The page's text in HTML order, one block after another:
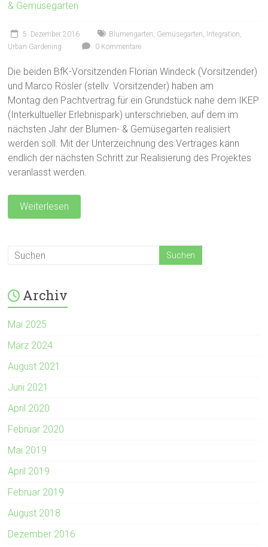
& Gemüsegarten
5. Dezember 2016 Blumengarten, Gemüsegarten, Integration,
Urban Gardening
0 Kommentare
Die beiden BfK-Vorsitzenden Florian Windeck (Vorsitzender)
und Marco Rösler (stellv. Vorsitzender) haben am
Montag den Pachtvertrag für ein Grundstück nahe dem IKEP
(Interkultueller Erlebnispark) unterschrieben, auf dem im
nächsten Jahr der Blumen- & Gemüsegarten realisiert
werden soll. Mit der Unterzeichnung des Vertrages kann
endlich der nächsten Schritt zur Realisierung des Projektes
veranlasst werden.
Weiterlesen
Archiv
Mai 2025
März 2024
August 2021
Juni 2021
April 2020
Februar 2020
Mai 2019
April 2019
Februar 2019
August 2018
Dezember 2016